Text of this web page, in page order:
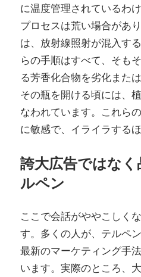
に温度管理されているわ
プロセスは荒い場合があ
は、放射線照射が混入す
らの手順はすべて、そも
る芳香化合物を劣化また
その瓶を開ける頃には、
なわれています。これら
に敏感で、イライラする
誇大広告ではな
ルペン
ここで会話がややこしく
す。多くの人が、テルペ
最新のマーケティング手
います。実際のところ、